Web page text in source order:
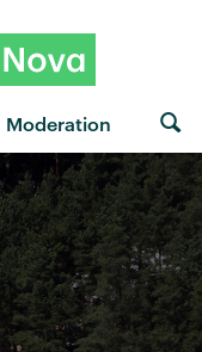
Moderation
Road · "7563"